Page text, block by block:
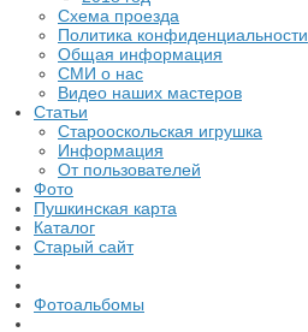
Схема проезда
Политика конфиденциальности
Общая информация
СМИ о нас
Видео наших мастеров
Статьи
Старооскольская игрушка
Информация
От пользователей
Фото
Пушкинская карта
Каталог
Старый сайт
Фотоальбомы